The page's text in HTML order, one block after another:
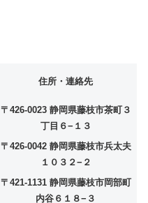
住所・連絡先
〒426-0023 静岡県藤枝市茶町３
丁目６−１３
〒426-0042 静岡県藤枝市兵太夫
１０３２−２
〒421-1131 静岡県藤枝市岡部町
内谷６１８−３